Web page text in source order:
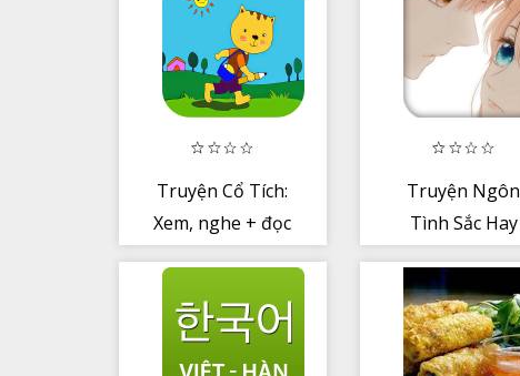
Truyện Cổ Tích:
Xem, nghe + đọc
Truyện Ngôn
Tình Sắc Hay